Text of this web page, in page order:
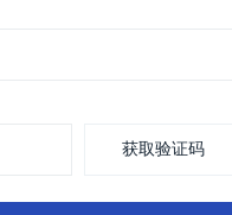
获取验证码